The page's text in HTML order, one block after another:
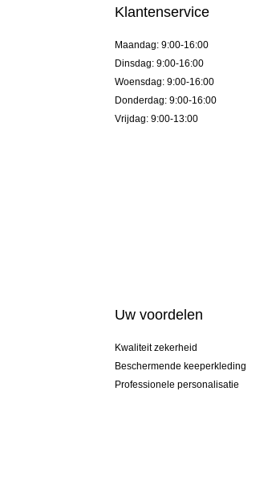
Klantenservice
Maandag: 9:00-16:00
Dinsdag: 9:00-16:00
Woensdag: 9:00-16:00
Donderdag: 9:00-16:00
Vrijdag: 9:00-13:00
Uw voordelen
Kwaliteit zekerheid
Beschermende keeperkleding
Professionele personalisatie